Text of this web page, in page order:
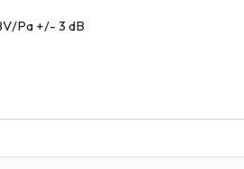
Pa +/- 3 dB